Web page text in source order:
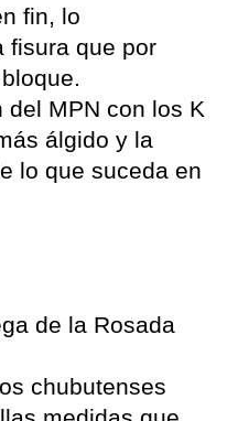
fin, lo
fisura que por
del MPN con los K
álgido y la
lo que suceda en
de la Rosada
chubutenses